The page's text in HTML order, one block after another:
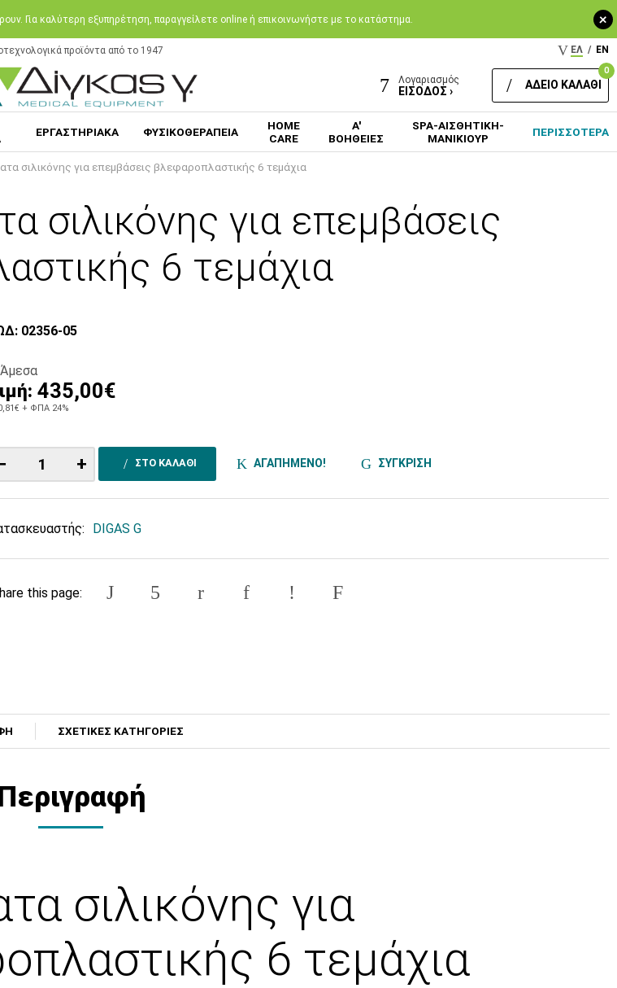
+
Για καλύτερη εξυπηρέτηση, παραγγείλετε online ή επικοινωνήστε με το κατάστημα.
προϊόντα από το 1947 ΕΛ / EN
Λογαριασμός
ΕΙΣΟΔΟΣ ›
0
ΑΔΕΙΟ ΚΑΛΑΘΙ
ΕΡΓΑΣΤΗΡΙΑΚΑ ΦΥΣΙΚΟΘΕΡΑΠΕΙΑ
HOME
CARE
Α'
ΒΟΗΘΕΙΕΣ
SPA-ΑΙΣΘΗΤΙΚΗ-
ΜΑΝΙΚΙΟΥΡ
ΠΕΡΙΣΣΟΤΕΡΑ
σιλικόνης για επεμβάσεις βλεφαροπλαστικής 6 τεμάχια
σιλικόνης για επεμβάσεις
6 τεμάχια
02356-05
Άμεσα
435,00€
+ ΦΠΑ 24%
+ ΣΤΟ ΚΑΛΑΘΙ ΑΓΑΠΗΜΕΝΟ! ΣΥΓΚΡΙΣΗ
DIGAS G
this page:
ΣΧΕΤΙΚΕΣ ΚΑΤΗΓΟΡΙΕΣ
σιλικόνης για
6 τεμάχια